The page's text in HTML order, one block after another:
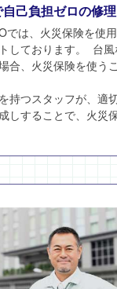
己負担ゼロの修
では、火災保険を使
しております。 台
合、火災保険を使う
持つスタッフが、適
しすることで、火災